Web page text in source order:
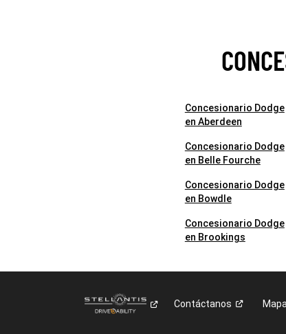
Concesionario Dodge
en Aberdeen
Concesionario Dodge
en Belle Fourche
Concesionario Dodge
en Bowdle
Concesionario Dodge
en Brookings
Contáctanos